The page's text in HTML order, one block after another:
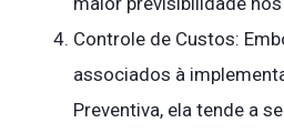
Controle de Custos:
associados à
Preventiva, ela tende a